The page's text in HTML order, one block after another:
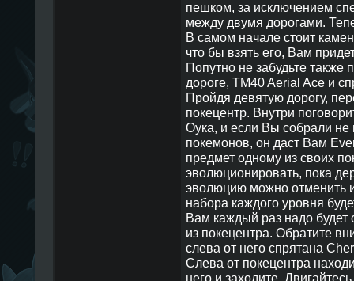
пешком, за исключением
между двумя дорогами.
В самом начале стоит
что бы взять его, Вам
Попутно не забудьте также
дороге, TM40 Aerial Ace и
Пройдя девятую дорогу,
покецентр. Внутри
Оука, и если Вы собрали
покемонов, он даст Вам
предмет одному из своих
эволюционировать, пока
эволюцию можно отменить
набора каждого уровня
Вам каждый раз надо будет
из покецентра. Обратите
слева от него спрятана
Слева от покецентра
него и заходите.